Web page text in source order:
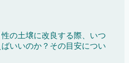
の土壌に改良する際、いつ
いいのか？その目安につい